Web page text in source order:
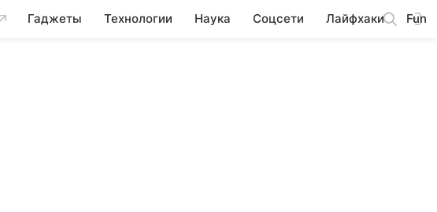
Гаджеты Технологии Наука Соцсети Лайфхаки Fun